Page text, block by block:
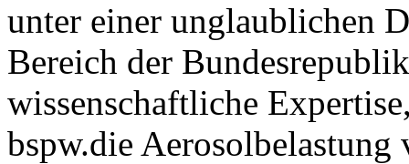
unter einer unglaublichen
Bereich der
wissenschaftliche
bspw.die